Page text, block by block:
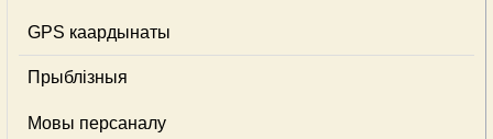
GPS каардынаты
Прыблізныя
Мовы персаналу